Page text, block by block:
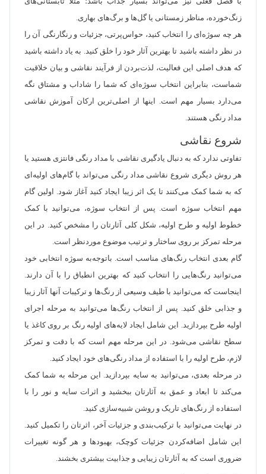
زنگ‌خورده، مناظر زمستانی یا گل‌ها و برگ‌های بهاری.
هر چه سوژه‌ای را انتخاب کنید، حواس‌پرتی، جزئیات و رنگارنگی آن را
در نظر داشته باشید تا بهترین آثار خود را خلق کنید. به یاد داشته باشید
که هدف اصلی این فعالیت، لذت‌بردن از فرآیند نقاشی و بیان خلاقیت
شماست، بنابراین انتخاب سوژه‌ای که شما را شاداب و مشتاق نگه
می‌دارد بسیار مهم است. اینها از اصلی‌ترین ارکان آموزش نقاشی
مداد رنگی هستند.
شروع نقاشی
تفاوتی ندارد که به دنبال یادگیری نقاشی با مداد رنگی فانتزی هستید یا
هر روش دیگری شروع نقاشی مداد رنگی می‌تواند با گام‌های اولیه‌ای
که به شما کمک می‌کنند تا یک اثر زیبا ایجاد کنید آغاز شود. اولین گام
مهم انتخاب سوژه است. پس از انتخاب سوژه، می‌توانید با کمک
خطوط اولیه و طرح اولیه، شکل کلی آثارتان را مشخص کنید. در این
مرحله تمرکز بر روی ساختار و ترتیب موضوع موردنظر است.
گام بعدی انتخاب رنگ‌های مناسب است. باتوجه‌به سوژه انتخابی خود
می‌توانید رنگ‌هایی را انتخاب کنید که بهترین انطباق را با آن دارند.
اینجاست که می‌توانید با طیف وسیعی از رنگ‌ها و ترکیبات آنها آثار زیبا
و جذابی خلق کنید. پس از انتخاب رنگ‌ها می‌توانید به مرحله اجرای
اولیه طرح بپردازید. این شامل ایجاد لایه‌های اولیه رنگ بر روی کاغذ یا
سطح نقاشی می‌شود. در این مرحله مهم است که با دقت و تمرکز
لازم، طرح اولیه را با استفاده از مداد رنگی‌های خود ایجاد کنید.
در مرحله بعدی، می‌توانید به سایه‌ بپردازید. این مرحله به شما کمک
می‌کند تا ابعاد و عمق به آثارتان ببخشید و اثرات سایه و نور را با
استفاده از رنگ‌های تاریک و روشن شبیه‌سازی کنید.
در نهایت می‌توانید با ترکیب‌بندی و جزئیات آخر، اثرتان را تکمیل کنید.
این شامل اضافه‌کردن جزئیات کوچک، بهبود‌ها و هر گونه تغییرات
ضروری است که به آثارتان زیبایی و جذابیت بیشتری بخشند.